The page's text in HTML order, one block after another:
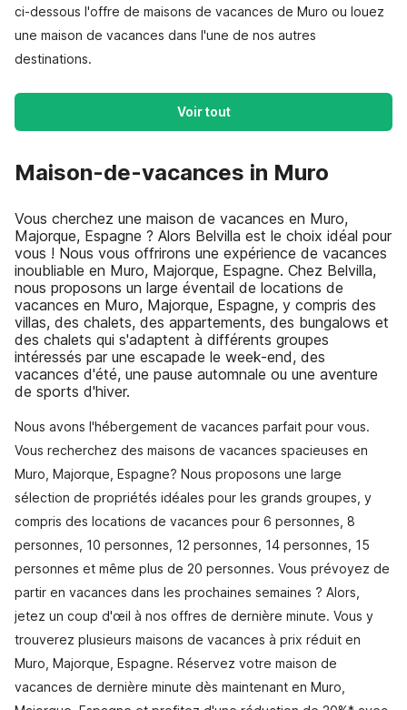
ci-dessous l'offre de maisons de vacances de Muro ou louez
une maison de vacances dans l'une de nos autres
destinations.
Voir tout
Maison-de-vacances in Muro
Vous cherchez une maison de vacances en Muro,
Majorque, Espagne ? Alors Belvilla est le choix idéal pour
vous ! Nous vous offrirons une expérience de vacances
inoubliable en Muro, Majorque, Espagne. Chez Belvilla,
nous proposons un large éventail de locations de
vacances en Muro, Majorque, Espagne, y compris des
villas, des chalets, des appartements, des bungalows et
des chalets qui s'adaptent à différents groupes
intéressés par une escapade le week-end, des
vacances d'été, une pause automnale ou une aventure
de sports d'hiver.
Nous avons l'hébergement de vacances parfait pour vous.
Vous recherchez des maisons de vacances spacieuses en
Muro, Majorque, Espagne? Nous proposons une large
sélection de propriétés idéales pour les grands groupes, y
compris des locations de vacances pour 6 personnes, 8
personnes, 10 personnes, 12 personnes, 14 personnes, 15
personnes et même plus de 20 personnes. Vous prévoyez de
partir en vacances dans les prochaines semaines ? Alors,
jetez un coup d'œil à nos offres de dernière minute. Vous y
trouverez plusieurs maisons de vacances à prix réduit en
Muro, Majorque, Espagne. Réservez votre maison de
vacances de dernière minute dès maintenant en Muro,